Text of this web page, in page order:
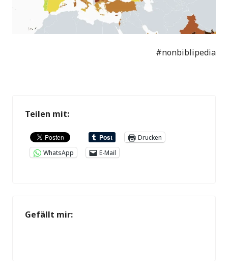
#nonbiblipedia
Teilen mit:
Drucken
WhatsApp
E-Mail
Gefällt mir: